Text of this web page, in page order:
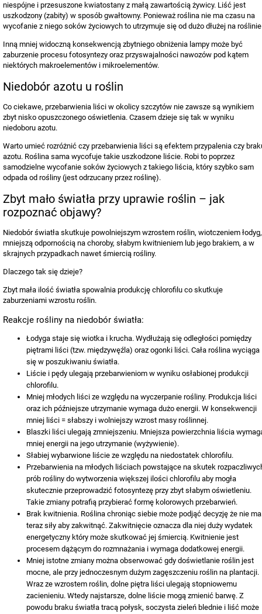
niespójne i przesuszone kwiatostany z małą zawartością żywicy. Liść jest
uszkodzony (zabity) w sposób gwałtowny. Ponieważ roślina nie ma czasu na
wycofanie z niego soków życiowych to utrzymuje się od dużo dłużej na
Inną mniej widoczną konsekwencją zbytniego obniżenia lampy może być
zaburzenie procesu fotosyntezy oraz przyswajalności nawozów pod kątem
niektórych makroelementów i mikroelementów.
Niedobór azotu u roślin
Co ciekawe, przebarwienia liści w okolicy szczytów nie zawsze są wynikiem
zbyt nisko opuszczonego oświetlenia. Czasem dzieje się tak w wyniku
niedoboru azotu.
Warto umieć rozróżnić czy przebarwienia liści są efektem przypalenia czy
azotu. Roślina sama wycofuje takie uszkodzone liście. Robi to poprzez
samodzielne wycofanie soków życiowych z takiego liścia, który szybko sam
odpada od rośliny (jest odrzucany przez roślinę).
Zbyt mało światła przy uprawie roślin – jak
rozpoznać objawy?
Niedobór światła skutkuje powolniejszym wzrostem roślin, wiotczeniem łodyg,
mniejszą odpornością na choroby, słabym kwitnieniem lub jego brakiem, a w
skrajnych przypadkach nawet śmiercią rośliny.
Dlaczego tak się dzieje?
Zbyt mała ilość światła spowalnia produkcję chlorofilu co skutkuje
zaburzeniami wzrostu roślin.
Reakcje rośliny na niedobór światła:
Łodyga staje się wiotka i krucha. Wydłużają się odległości pomiędzy
piętrami liści (tzw. międzywęźla) oraz ogonki liści. Cała roślina wyciąga
się w poszukiwaniu światła.
Liście i pędy ulegają przebarwieniom w wyniku osłabionej produkcji
chlorofilu.
Mniej młodych liści ze względu na wyczerpanie rośliny. Produkcja liści
oraz ich późniejsze utrzymanie wymaga dużo energii. W konsekwencji
mniej liści = słabszy i wolniejszy wzrost masy roślinnej.
Blaszki liści ulegają zmniejszeniu. Mniejsza powierzchnia liścia
mniej energii na jego utrzymanie (wyżywienie).
Słabiej wybarwione liście ze względu na niedostatek chlorofilu.
Przebarwienia na młodych liściach powstające na skutek
prób rośliny do wytworzenia większej ilości chlorofilu aby mogła
skutecznie przeprowadzić fotosyntezę przy zbyt słabym oświetleniu.
Takie zmiany potrafią przybierać formę kolorowych przebarwień.
Brak kwitnienia. Roślina chroniąc siebie może podjąć decyzję że nie ma
teraz siły aby zakwitnąć. Zakwitnięcie oznacza dla niej duży wydatek
energetyczny który może skutkować jej śmiercią. Kwitnienie jest
procesem dążącym do rozmnażania i wymaga dodatkowej energii.
Mniej istotne zmiany można obserwować gdy doświetlanie roślin jest
mocne, ale przy jednoczesnym dużym zagęszczeniu roślin na plantacji.
Wraz ze wzrostem roślin, dolne piętra liści ulegają stopniowemu
zacienieniu. Wtedy najstarsze, dolne liście mogą zmienić barwę. Z
powodu braku światła tracą połysk, soczysta zieleń blednie i liść może